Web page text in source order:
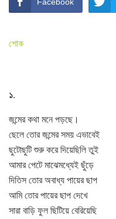
শোক
১.
জন্মের কথা মনে পড়ছে।
ছেলে তোর জন্মের সময় এভাবেই
ছুটোছুটি শুরু করে দিয়েছিলি তুই
আমার পেটে মাঝেমধ্যেই ছুঁড়ে
দিতিস তোর অবাধ্য পায়ের ছাপ
আমি তোর পায়ের ছাপ দেখে
সারা বাড়ি ফুল ছিটিয়ে বেরিয়েছি